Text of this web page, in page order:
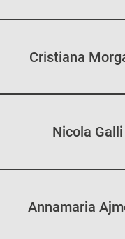
Cristiana
Nicola Galli
Annamaria